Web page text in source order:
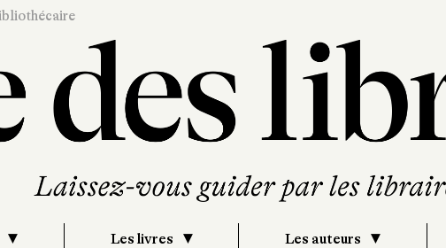
Les livres Les auteurs